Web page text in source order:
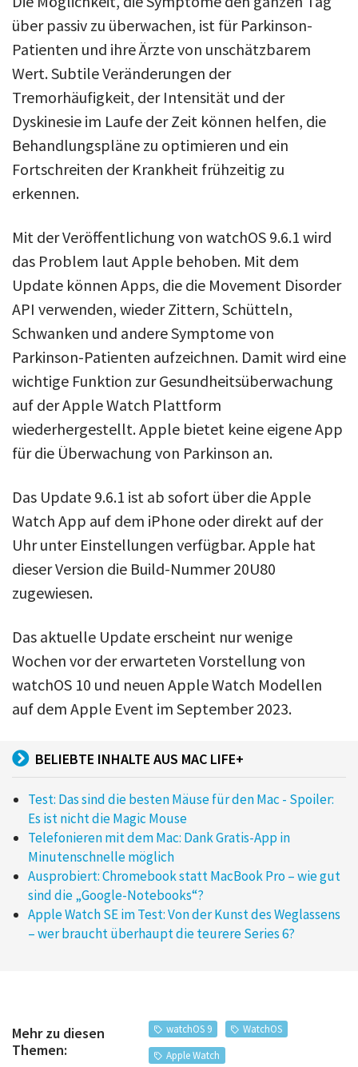
über passiv zu überwachen, ist für Parkinson-
Patienten und ihre Ärzte von unschätzbarem
Wert. Subtile Veränderungen der
Tremorhäufigkeit, der Intensität und der
Dyskinesie im Laufe der Zeit können helfen, die
Behandlungspläne zu optimieren und ein
Fortschreiten der Krankheit frühzeitig zu
erkennen.
Mit der Veröffentlichung von watchOS 9.6.1 wird
das Problem laut Apple behoben. Mit dem
Update können Apps, die die Movement Disorder
API verwenden, wieder Zittern, Schütteln,
Schwanken und andere Symptome von
Parkinson-Patienten aufzeichnen. Damit wird eine
wichtige Funktion zur Gesundheitsüberwachung
auf der Apple Watch Plattform
wiederhergestellt. Apple bietet keine eigene App
für die Überwachung von Parkinson an.
Das Update 9.6.1 ist ab sofort über die Apple
Watch App auf dem iPhone oder direkt auf der
Uhr unter Einstellungen verfügbar. Apple hat
dieser Version die Build-Nummer 20U80
zugewiesen.
Das aktuelle Update erscheint nur wenige
Wochen vor der erwarteten Vorstellung von
watchOS 10 und neuen Apple Watch Modellen
auf dem Apple Event im September 2023.
BELIEBTE INHALTE AUS MAC LIFE+
Test: Das sind die besten Mäuse für den Mac - Spoiler:
Es ist nicht die Magic Mouse
Telefonieren mit dem Mac: Dank Gratis-App in
Minutenschnelle möglich
Ausprobiert: Chromebook statt MacBook Pro – wie gut
sind die „Google-Notebooks“?
Apple Watch SE im Test: Von der Kunst des Weglassens
– wer braucht überhaupt die teurere Series 6?
Mehr zu diesen
Themen:
watchOS 9
WatchOS
Apple Watch